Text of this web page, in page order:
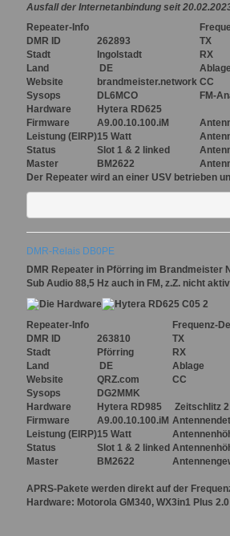
Ausfall der Internetanbindung seit
Repeater-Info
DMR ID
262893 TX
Stadt
Ingolstadt RX
Land
DE Ablage
Website
brandmeister.network CC
Sysops
DL6MCO
FM-
Hardware
Hytera RD625
Firmware
A9.00.10.100.iM
Leistung(EIRP)15 Watt
Status
Slot 1 & 2 linked
Master
BM2622
Der Repeater wird an einer USV betrieben
DMR-Relais DB0PE
DMR Repeater in Pförring im Brandmeister
Sub Audio 88,5 Hz auch in FM, z.Z. nicht
Repeater-Info
Frequenz-
DMR ID
263810 TX
Stadt
Pförring RX
Land
DE Ablage
Website
QRZ.com CC
Sysops
DG2MMK
Hardware
Hytera RD985 Zeitschlitz
Firmware
A9.00.10.100.iM
Leistung(EIRP)15 Watt
Status
Slot 1 & 2 linked
Master
BM2622
APRS-Pakete werden direkt auf der
Hardware: Motorola GM340, WX3in1 Plus